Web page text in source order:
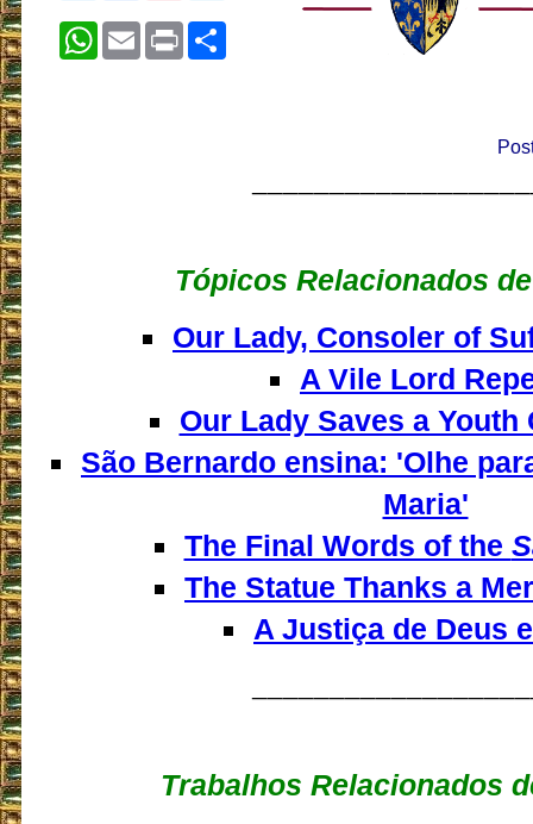
WhatsApp
EmailPrintShare
Tópicos Relacionados
Our Lady, Consoler of
A Vile Lord
Our Lady Saves a Youth
São Bernardo ensina: 'Olhe
Maria'
The Final Words of the
The Statue Thanks a
A Justiça de Deus
Trabalhos Relacionados